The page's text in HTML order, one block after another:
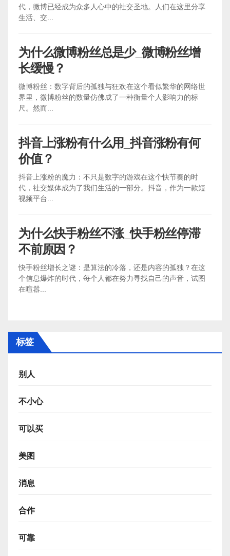
代，微博已经成为众多人心中的社交圣地。人们在这里分享
生活、交...
为什么微博粉丝总是少_微博粉丝增
长缓慢？
微博粉丝：数字背后的孤独与狂欢在这个看似繁华的网络世
界里，微博粉丝的数量仿佛成了一种衡量个人影响力的标
尺。然而...
抖音上涨粉有什么用_抖音涨粉有何
价值？
抖音上涨粉的魔力：不只是数字的游戏在这个快节奏的时
代，社交媒体成为了我们生活的一部分。抖音，作为一款短
视频平台...
为什么快手粉丝不涨_快手粉丝停滞
不前原因？
快手粉丝增长之谜：是算法的冷落，还是内容的孤独？在这
个信息爆炸的时代，每个人都在努力寻找自己的声音，试图
在喧嚣...
标签
别人
不小心
可以买
美图
消息
合作
可靠